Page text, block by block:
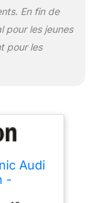
-
Q e-tron
toutes
En fin de
pour les jeunes
pour les
Audi
-